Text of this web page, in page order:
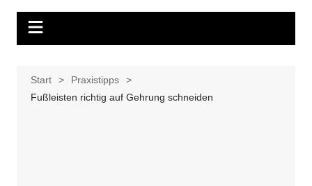
Start
Praxistipps
Fußleisten richtig auf Gehrung schneiden